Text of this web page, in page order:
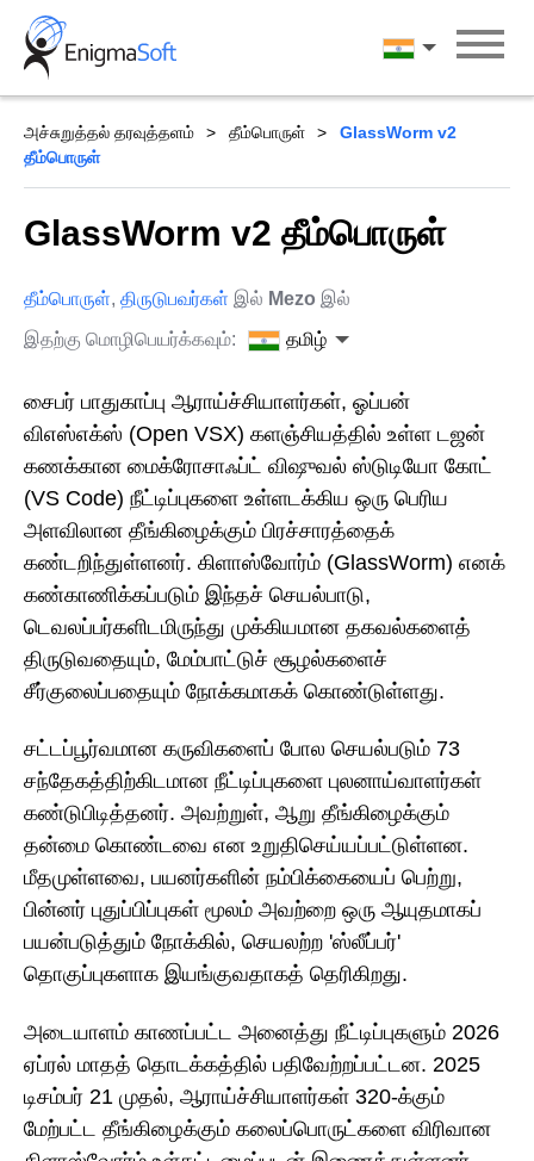
Skip
content
தமிழ்
அச்சுறுத்தல் தரவுத்தளம் தீம்பொருள்
GlassWorm v2
தீம்பொருள்
GlassWorm v2 தீம்பொருள்
தீம்பொருள், திருடுபவர்கள் இல் Mezo இல்
இதற்கு மொழிபெயர்க்கவும்:
தமிழ்
சைபர் பாதுகாப்பு ஆராய்ச்சியாளர்கள், ஓப்பன்
விஎஸ்எக்ஸ் (Open VSX) களஞ்சியத்தில் உள்ள டஜன்
கணக்கான மைக்ரோசாஃப்ட் விஷுவல் ஸ்டுடியோ கோட்
(VS Code) நீட்டிப்புகளை உள்ளடக்கிய ஒரு பெரிய
அளவிலான தீங்கிழைக்கும் பிரச்சாரத்தைக்
கண்டறிந்துள்ளனர். கிளாஸ்வோர்ம் (GlassWorm) எனக்
கண்காணிக்கப்படும் இந்தச் செயல்பாடு,
டெவலப்பர்களிடமிருந்து முக்கியமான தகவல்களைத்
திருடுவதையும், மேம்பாட்டுச் சூழல்களைச்
சீர்குலைப்பதையும் நோக்கமாகக் கொண்டுள்ளது.
சட்டப்பூர்வமான கருவிகளைப் போல செயல்படும் 73
சந்தேகத்திற்கிடமான நீட்டிப்புகளை புலனாய்வாளர்கள்
கண்டுபிடித்தனர். அவற்றுள், ஆறு தீங்கிழைக்கும்
தன்மை கொண்டவை என உறுதிசெய்யப்பட்டுள்ளன.
மீதமுள்ளவை, பயனர்களின் நம்பிக்கையைப் பெற்று,
பின்னர் புதுப்பிப்புகள் மூலம் அவற்றை ஒரு ஆயுதமாகப்
பயன்படுத்தும் நோக்கில், செயலற்ற 'ஸ்லீப்பர்'
தொகுப்புகளாக இயங்குவதாகத் தெரிகிறது.
அடையாளம் காணப்பட்ட அனைத்து நீட்டிப்புகளும் 2026
ஏப்ரல் மாதத் தொடக்கத்தில் பதிவேற்றப்பட்டன. 2025
டிசம்பர் 21 முதல், ஆராய்ச்சியாளர்கள் 320-க்கும்
மேற்பட்ட தீங்கிழைக்கும் கலைப்பொருட்களை விரிவான